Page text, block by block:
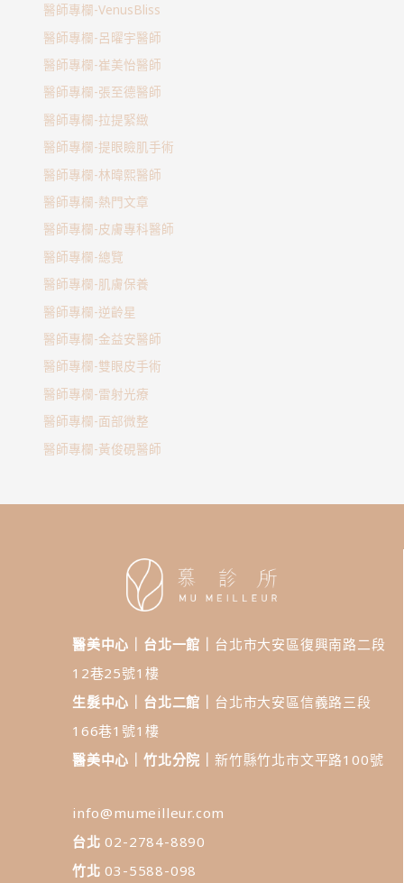
醫師專欄-VenusBliss
醫師專欄-呂曜宇醫師
醫師專欄-崔美怡醫師
醫師專欄-張至德醫師
醫師專欄-拉提緊緻
醫師專欄-提眼瞼肌手術
醫師專欄-林暐熙醫師
醫師專欄-熱門文章
醫師專欄-皮膚專科醫師
醫師專欄-總覽
醫師專欄-肌膚保養
醫師專欄-逆齡星
醫師專欄-金益安醫師
醫師專欄-雙眼皮手術
醫師專欄-雷射光療
醫師專欄-面部微整
醫師專欄-黃俊硯醫師
醫美中心｜台北一館｜ 台北市大安區復興南路二段
12巷25號1樓
生髮中心｜台北二館｜ 台北市大安區信義路三段
166巷1號1樓
醫美中心｜竹北分院｜ 新竹縣竹北市文平路100號
info@mumeilleur.com
台北 02-2784-8890
竹北03-5588-098